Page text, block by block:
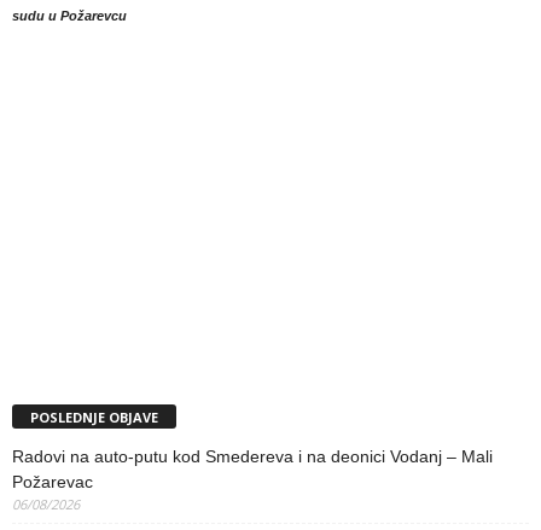
sudu u Požarevcu
POSLEDNJE OBJAVE
Radovi na auto-putu kod Smedereva i na deonici Vodanj – Mali
Požarevac
06/08/2026